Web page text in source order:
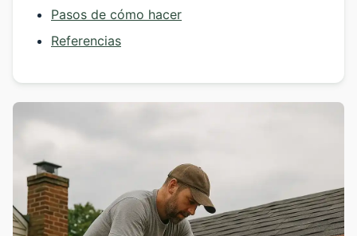
Pasos de cómo hacer
Referencias